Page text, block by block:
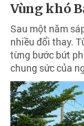
Vùng khó
Sau một năm
nhiều đổi thay.
từng bước bứt
chung sức của